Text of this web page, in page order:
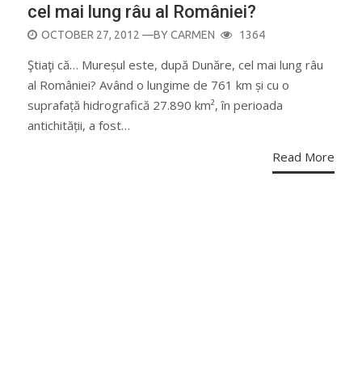
cel mai lung râu al României?
POSTED
OCTOBER 27, 2012 —BYCARMEN 1364
Ştiaţi că… Mureșul este, după Dunăre, cel mai lung râu
al României? Având o lungime de 761 km și cu o
suprafață hidrografică 27.890 km², în perioada
antichității, a fost…
Read More